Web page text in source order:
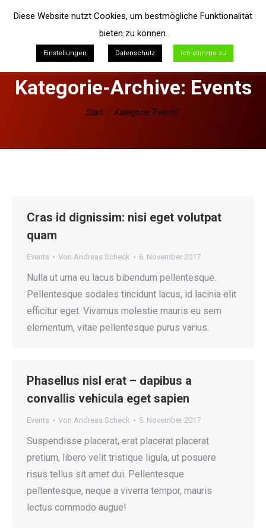
Kategorie-Archive: Events
Sie befinden sich hier:
Start Kategorie "Events"
Cras id dignissim: nisi eget volutpat
quam
Events Von Andreas Scheck 6. November 2017
Nulla ut urna eu lacus bibendum pellentesque.
Pellentesque sodales tincidunt lacus, id lacinia elit
efficitur eget. Vivamus molestie mauris eu sem
elementum, vitae pellentesque purus varius.
Phasellus nisl erat – dapibus a
convallis vehicula eget sapien
Events Von Andreas Scheck 5. November 2017
Suspendisse placerat, erat placerat placerat
pretium, libero velit tristique ligula, ut posuere
risus tellus sit amet dui. Pellentesque
pellentesque, neque a viverra tempor, mauris
lectus commodo augue!
Diese Website nutzt Cookies, um bestmögliche Funktionalität
bieten zu können.
Einstellungen Datenschutz Ich stimme zu